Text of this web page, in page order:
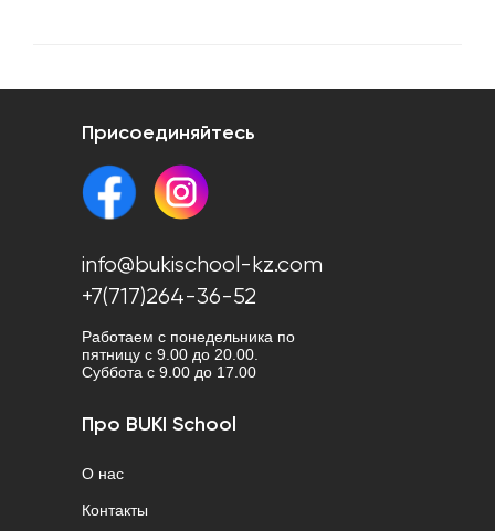
Присоединяйтесь
info@bukischool-kz.com
+7(717)264-36-52
Работаем с понедельника по
пятницу с 9.00 до 20.00.
Cуббота с 9.00 до 17.00
Про BUKI School
О нас
Контакты